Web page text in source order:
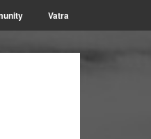
Vatra